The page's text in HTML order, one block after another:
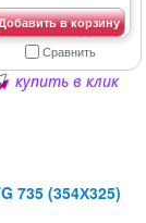
в корзину
Сравнить
купить в клик
735 (354Х325)